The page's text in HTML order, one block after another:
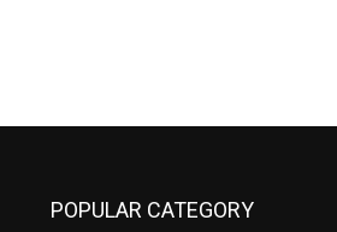
POPULAR CATEGORY